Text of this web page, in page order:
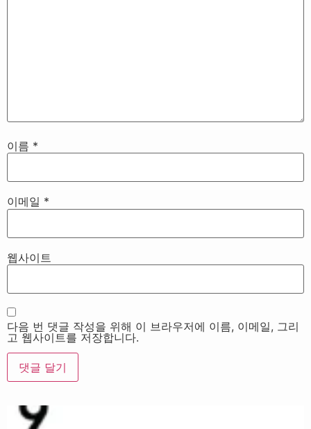
이름 *
이메일 *
웹사이트
다음 번 댓글 작성을 위해 이 브라우저에 이름, 이메일, 그리
고 웹사이트를 저장합니다.